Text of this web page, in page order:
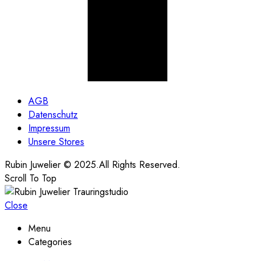
AGB
Datenschutz
Impressum
Unsere Stores
Rubin Juwelier © 2025.All Rights Reserved.
Scroll To Top
Close
Menu
Categories